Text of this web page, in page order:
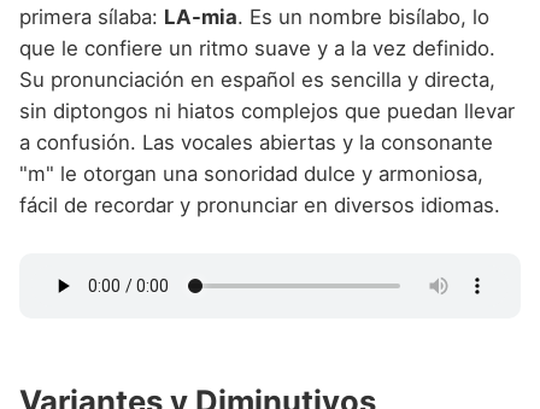
primera sílaba: LA-mia. Es un nombre bisílabo, lo
que le confiere un ritmo suave y a la vez definido.
Su pronunciación en español es sencilla y directa,
sin diptongos ni hiatos complejos que puedan llevar
a confusión. Las vocales abiertas y la consonante
"m" le otorgan una sonoridad dulce y armoniosa,
fácil de recordar y pronunciar en diversos idiomas.
Variantes y Diminutivos